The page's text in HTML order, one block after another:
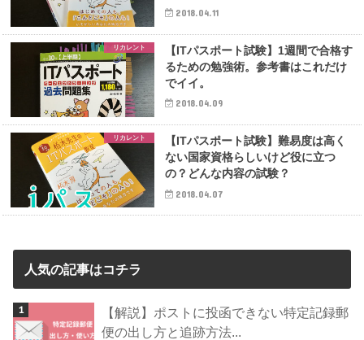
2018.04.11
リカレント
【ITパスポート試験】1週間で合格す
るための勉強術。参考書はこれだけ
でイイ。
2018.04.09
リカレント
【ITパスポート試験】難易度は高く
ない国家資格らしいけど役に立つ
の？どんな内容の試験？
2018.04.07
人気の記事はコチラ
【解説】ポストに投函できない特定記録郵
便の出し方と追跡方法...